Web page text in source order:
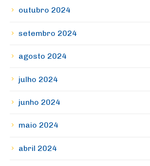
outubro 2024
setembro 2024
agosto 2024
julho 2024
junho 2024
maio 2024
abril 2024